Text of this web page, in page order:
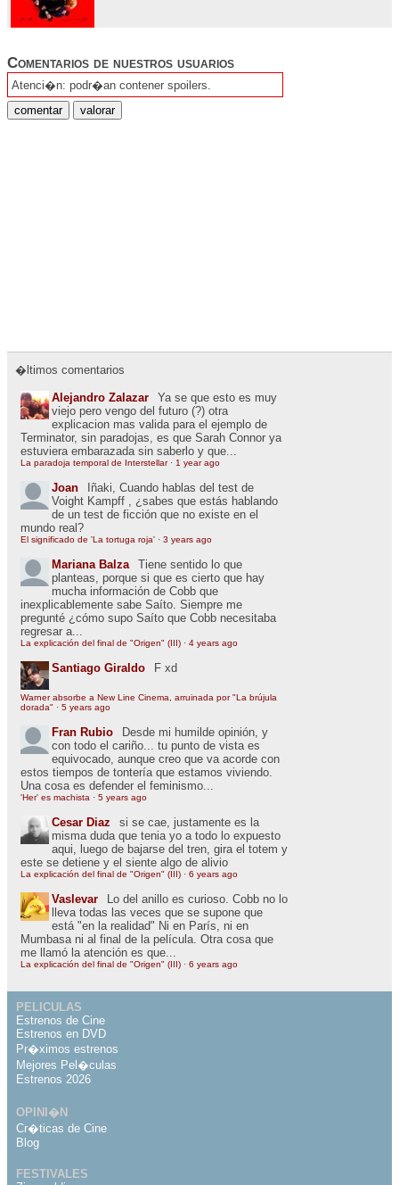
Comentarios de nuestros usuarios
Atenci�n: podr�an contener spoilers.
�ltimos comentarios
Alejandro Zalazar
Ya se que esto es muy
viejo pero vengo del futuro (?) otra
explicacion mas valida para el ejemplo de
Terminator, sin paradojas, es que Sarah Connor ya
estuviera embarazada sin saberlo y que...
La paradoja temporal de Interstellar· 1 year ago
Joan
Iñaki, Cuando hablas del test de
Voight Kampff , ¿sabes que estás hablando
de un test de ficción que no existe en el
mundo real?
El significado de 'La tortuga roja' · 3 years ago
Mariana Balza
Tiene sentido lo que
planteas, porque si que es cierto que hay
mucha información de Cobb que
inexplicablemente sabe Saíto. Siempre me
pregunté ¿cómo supo Saíto que Cobb necesitaba
regresar a...
La explicación del final de "Origen" (III) · 4 years ago
Santiago Giraldo F xd
Warner absorbe a New Line Cinema, arruinada por "La brújula
dorada" · 5 years ago
Fran Rubio
Desde mi humilde opinión, y
con todo el cariño... tu punto de vista es
equivocado, aunque creo que va acorde con
estos tiempos de tontería que estamos viviendo.
Una cosa es defender el feminismo...
'Her' es machista · 5 years ago
Cesar Diaz
si se cae, justamente es la
misma duda que tenia yo a todo lo expuesto
aqui, luego de bajarse del tren, gira el totem y
este se detiene y el siente algo de alivio
La explicación del final de "Origen" (III) · 6 years ago
Vaslevar
Lo del anillo es curioso. Cobb no lo
lleva todas las veces que se supone que
está "en la realidad" Ni en París, ni en
Mumbasa ni al final de la película. Otra cosa que
me llamó la atención es que...
La explicación del final de "Origen" (III) · 6 years ago
PELICULAS
Estrenos de Cine
Estrenos en DVD
Pr�ximos estrenos
Mejores Pel�culas
Estrenos 2026
OPINI�N
Cr�ticas de Cine
Blog
FESTIVALES